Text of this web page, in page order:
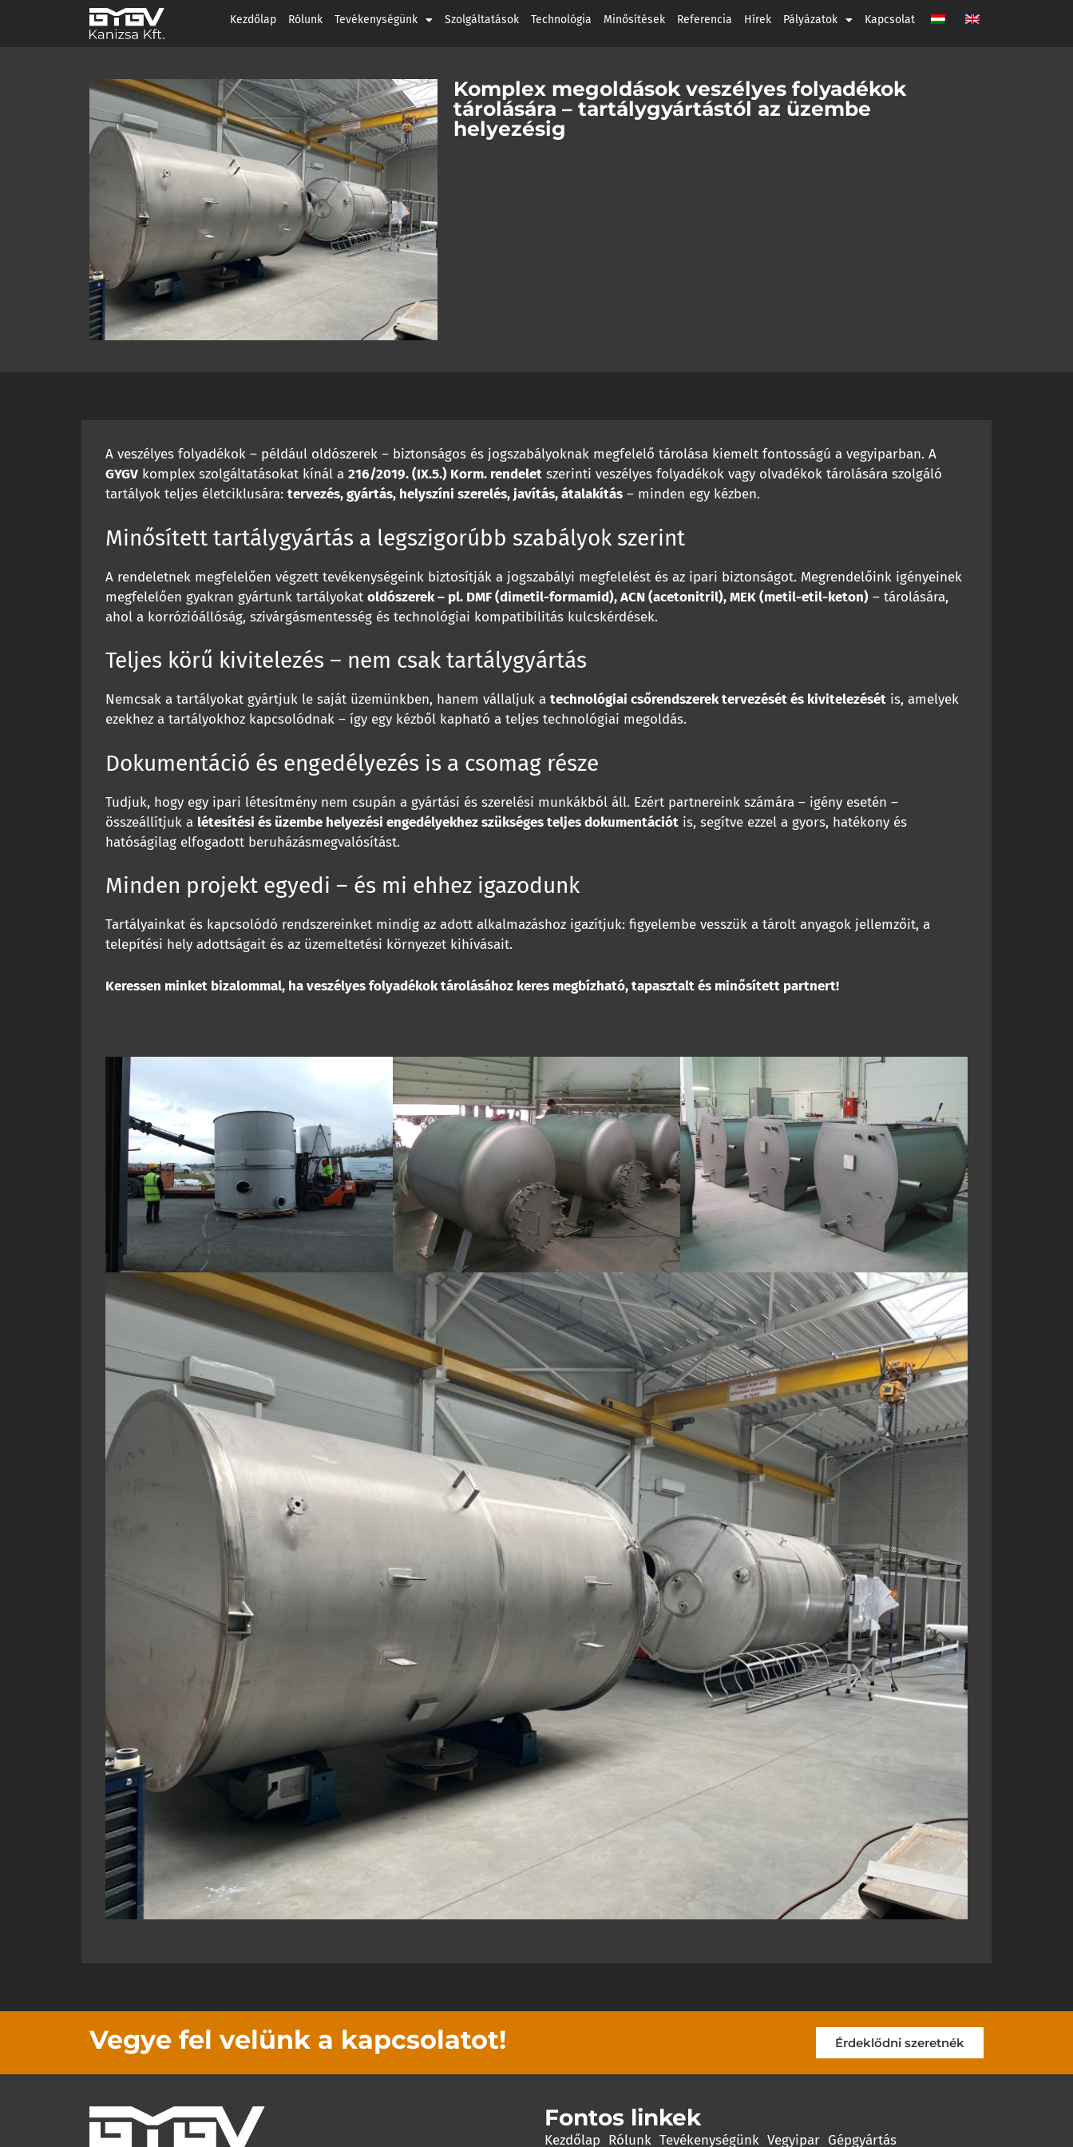
Kezdőlap Rólunk Tevékenységünk Szolgáltatások Technológia Minősítések Referencia Hírek Pályázatok Kapcsolat
Komplex megoldások veszélyes folyadékok
tárolására – tartálygyártástól az üzembe
helyezésig
A veszélyes folyadékok – például oldószerek – biztonságos és jogszabályoknak megfelelő tárolása kiemelt fontosságú a vegyiparban. A
GYGV komplex szolgáltatásokat kínál a 216/2019. (IX.5.) Korm. rendelet szerinti veszélyes folyadékok vagy olvadékok tárolására szolgáló
tartályok teljes életciklusára: tervezés, gyártás, helyszíni szerelés, javítás, átalakítás – minden egy kézben.
Minősített tartálygyártás a legszigorúbb szabályok szerint
A rendeletnek megfelelően végzett tevékenységeink biztosítják a jogszabályi megfelelést és az ipari biztonságot. Megrendelőink igényeinek
megfelelően gyakran gyártunk tartályokat oldószerek – pl. DMF (dimetil-formamid), ACN (acetonitril), MEK (metil-etil-keton) – tárolására,
ahol a korrózióállóság, szivárgásmentesség és technológiai kompatibilitás kulcskérdések.
Teljes körű kivitelezés – nem csak tartálygyártás
Nemcsak a tartályokat gyártjuk le saját üzemünkben, hanem vállaljuk a technológiai csőrendszerek tervezését és kivitelezését is, amelyek
ezekhez a tartályokhoz kapcsolódnak – így egy kézből kapható a teljes technológiai megoldás.
Dokumentáció és engedélyezés is a csomag része
Tudjuk, hogy egy ipari létesítmény nem csupán a gyártási és szerelési munkákból áll. Ezért partnereink számára – igény esetén –
összeállítjuk a létesítési és üzembe helyezési engedélyekhez szükséges teljes dokumentációt is, segítve ezzel a gyors, hatékony és
hatóságilag elfogadott beruházásmegvalósítást.
Minden projekt egyedi – és mi ehhez igazodunk
Tartályainkat és kapcsolódó rendszereinket mindig az adott alkalmazáshoz igazítjuk: figyelembe vesszük a tárolt anyagok jellemzőit, a
telepítési hely adottságait és az üzemeltetési környezet kihívásait.
Keressen minket bizalommal, ha veszélyes folyadékok tárolásához keres megbízható, tapasztalt és minősített partnert!
Vegye fel velünk a kapcsolatot! Érdeklődni szeretnék
Fontos linkek
Kezdőlap Rólunk Tevékenységünk Vegyipar Gépgyártás